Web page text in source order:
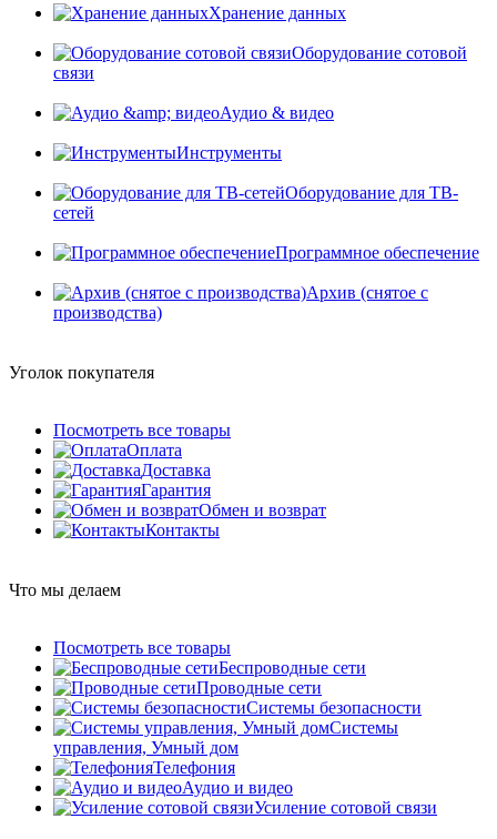
Хранение данных
Оборудование сотовой
связи
Аудио & видео
Инструменты
Оборудование для ТВ-
сетей
Программное обеспечение
Архив (снятое с
производства)
Уголок покупателя
Посмотреть все товары
Оплата
Доставка
Гарантия
Обмен и возврат
Контакты
Что мы делаем
Посмотреть все товары
Беспроводные сети
Проводные сети
Системы безопасности
Системы
управления, Умный дом
Телефония
Аудио и видео
Усиление сотовой связи